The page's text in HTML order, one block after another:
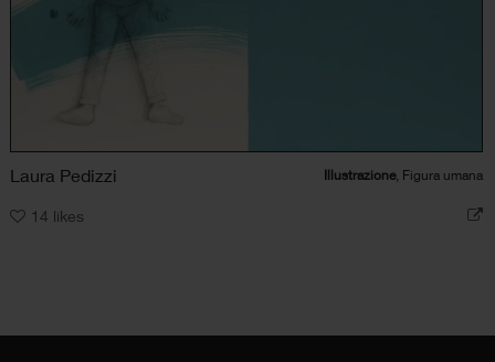
Laura Pedizzi Illustrazione, Figura umana
14 likes